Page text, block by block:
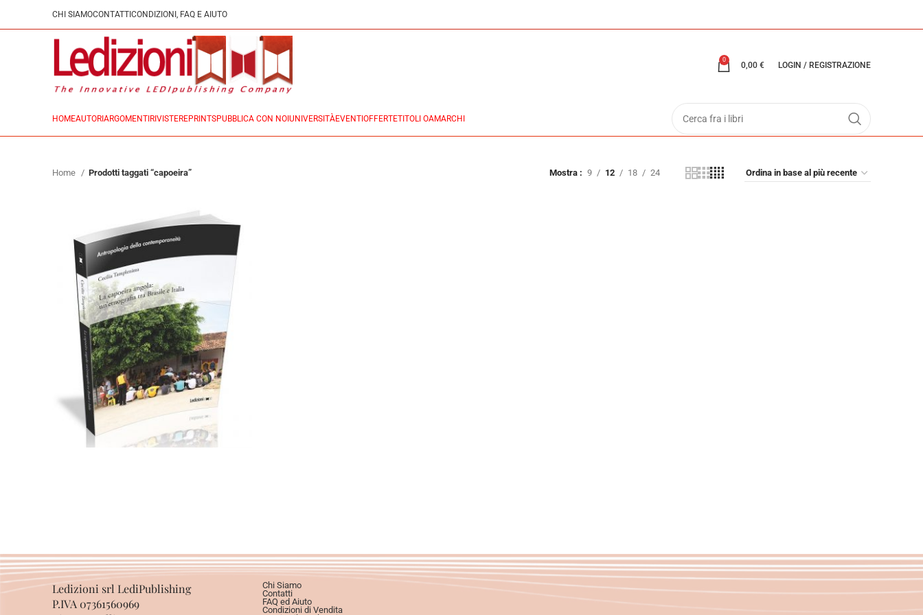
CHI SIAMOCONTATTI CONDIZIONI, FAQ E AIUTO
0
0,00 € LOGIN / REGISTRAZIONE
HOMEAUTORI ARGOMENTI RIVISTEREPRINTSPUBBLICA CON NOI UNIVERSITÀEVENTI OFFERTETITOLI OAMARCHI
Home Prodotti taggati “capoeira” Mostra 9 12 18 24
CartaceoeBook in ePub
9,99€ 24,00€
Ledizioni srl LediPublishing
P.IVA 07361560969
Chi Siamo
Contatti
FAQ ed Aiuto
Condizioni di Vendita